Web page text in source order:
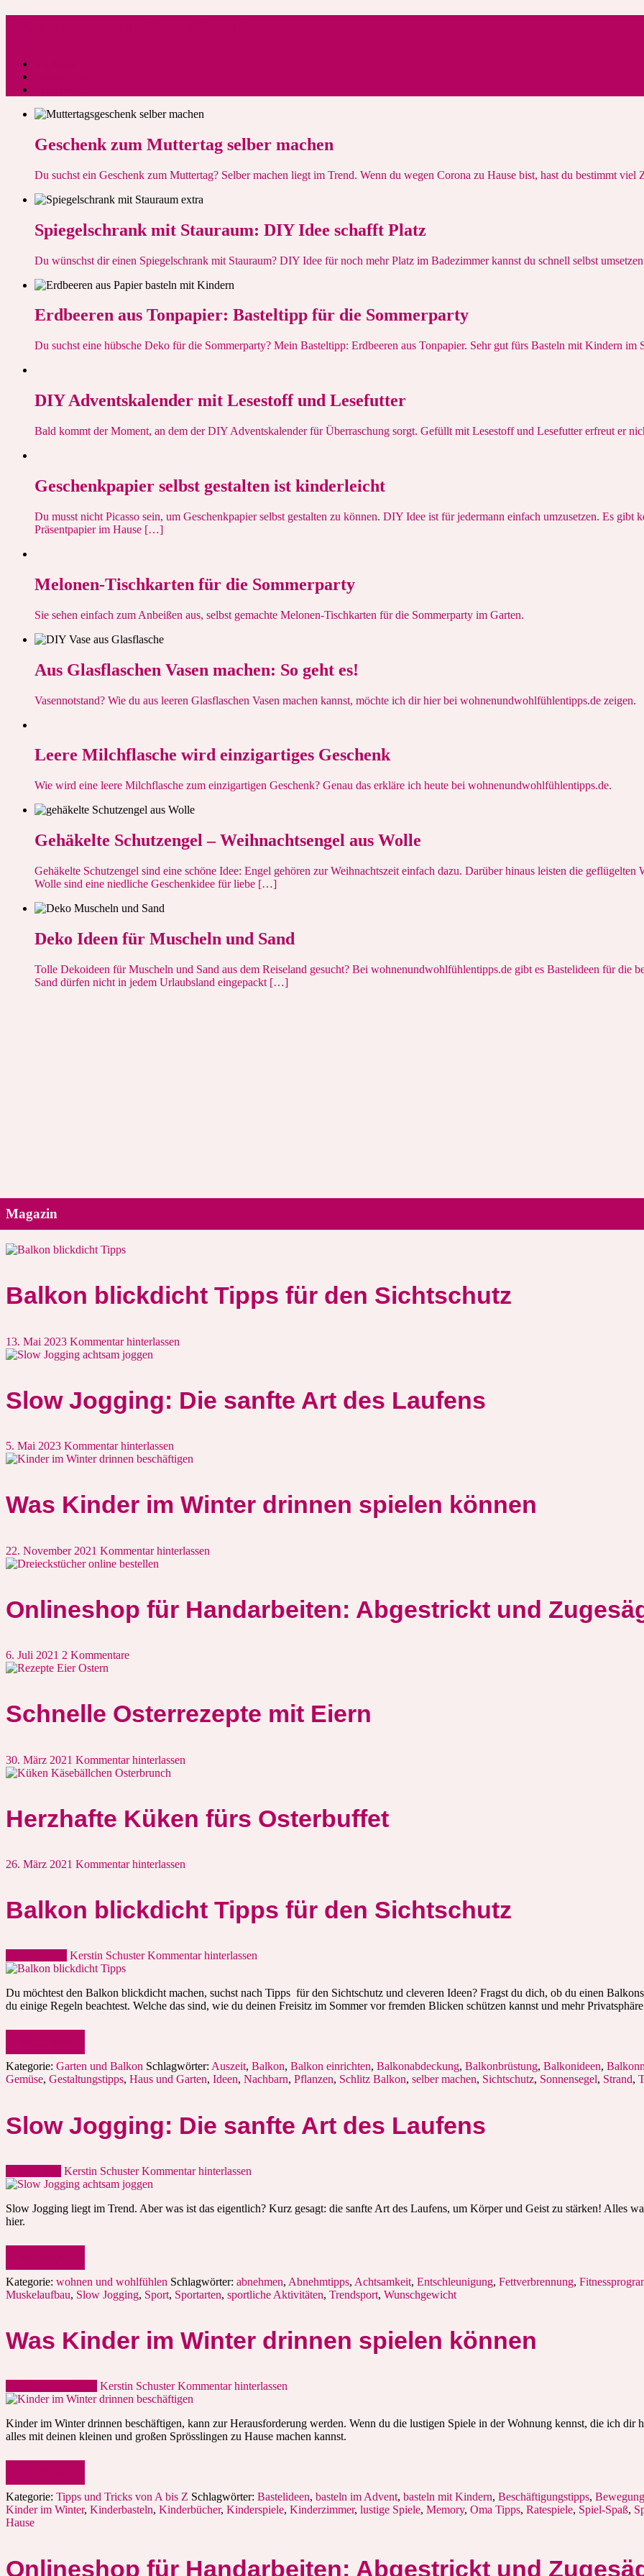
Ratgeber wohnen und wohlfühlen, DIY, basteln, upcycling ideen, preiswert kochen, Tipps zur Entspannung, Wohlbefinden.
Geschenk zum Muttertag selber machen
Du suchst ein Geschenk zum Muttertag? Selber machen liegt im Trend. Wenn du wegen Corona zu Hause bist, hast du bestimmt
Spiegelschrank mit Stauraum: DIY Idee schafft Platz
Du wünschst dir einen Spiegelschrank mit Stauraum? DIY Idee für noch mehr Platz im Badezimmer kannst du schnell selbst
Erdbeeren aus Tonpapier: Basteltipp für die Sommerparty
Du suchst eine hübsche Deko für die Sommerparty? Mein Basteltipp: Erdbeeren aus Tonpapier. Sehr gut fürs Basteln mit Kindern im
DIY Adventskalender mit Lesestoff und Lesefutter
Bald kommt der Moment, an dem der DIY Adventskalender für Überraschung sorgt. Gefüllt mit Lesestoff und Lesefutter erfreut er
Geschenkpapier selbst gestalten ist kinderleicht
Du musst nicht Picasso sein, um Geschenkpapier selbst gestalten zu können. DIY Idee ist für jedermann einfach umzusetzen. Es
Präsentpapier im Hause […]
Melonen-Tischkarten für die Sommerparty
Sie sehen einfach zum Anbeißen aus, selbst gemachte Melonen-Tischkarten für die Sommerparty im Garten.
Aus Glasflaschen Vasen machen: So geht es!
Vasennotstand? Wie du aus leeren Glasflaschen Vasen machen kannst, möchte ich dir hier bei wohnenundwohlfühlentipps.de zeigen.
Leere Milchflasche wird einzigartiges Geschenk
Wie wird eine leere Milchflasche zum einzigartigen Geschenk? Genau das erkläre ich heute bei wohnenundwohlfühlentipps.de.
Gehäkelte Schutzengel – Weihnachtsengel aus Wolle
Gehäkelte Schutzengel sind eine schöne Idee: Engel gehören zur Weihnachtszeit einfach dazu. Darüber hinaus leisten die geflügelten
Wolle sind eine niedliche Geschenkidee für liebe […]
Deko Ideen für Muscheln und Sand
Tolle Dekoideen für Muscheln und Sand aus dem Reiseland gesucht? Bei wohnenundwohlfühlentipps.de gibt es Bastelideen für die
Sand dürfen nicht in jedem Urlaubsland eingepackt […]
Magazin
Balkon blickdicht Tipps für den Sichtschutz
13. Mai 2023 Kommentar hinterlassen
Slow Jogging: Die sanfte Art des Laufens
5. Mai 2023 Kommentar hinterlassen
Was Kinder im Winter drinnen spielen können
22. November 2021 Kommentar hinterlassen
Onlineshop für Handarbeiten: Abgestrickt und
6. Juli 2021 2 Kommentare
Schnelle Osterrezepte mit Eiern
30. März 2021 Kommentar hinterlassen
Herzhafte Küken fürs Osterbuffet
26. März 2021 Kommentar hinterlassen
Balkon blickdicht Tipps für den Sichtschutz
Kerstin Schuster Kommentar hinterlassen
Du möchtest den Balkon blickdicht machen, suchst nach Tipps für den Sichtschutz und cleveren Ideen? Fragst du dich, ob du einen
du einige Regeln beachtest. Welche das sind, wie du deinen Freisitz im Sommer vor fremden Blicken schützen kannst und mehr
Kategorie: Garten und Balkon Schlagwörter: Auszeit, Balkon, Balkon einrichten, Balkonabdeckung, Balkonbrüstung, Balkonideen,
Gemüse, Gestaltungstipps, Haus und Garten, Ideen, Nachbarn, Pflanzen, Schlitz Balkon, selber machen, Sichtschutz, Sonnensegel, Strand,
Slow Jogging: Die sanfte Art des Laufens
Kerstin Schuster Kommentar hinterlassen
Slow Jogging liegt im Trend. Aber was ist das eigentlich? Kurz gesagt: die sanfte Art des Laufens, um Körper und Geist zu stärken! Alles
hier.
Kategorie: wohnen und wohlfühlen Schlagwörter: abnehmen, Abnehmtipps, Achtsamkeit, Entschleunigung, Fettverbrennung,
Muskelaufbau, Slow Jogging, Sport, Sportarten, sportliche Aktivitäten, Trendsport, Wunschgewicht
Was Kinder im Winter drinnen spielen können
Kerstin Schuster Kommentar hinterlassen
Kinder im Winter drinnen beschäftigen, kann zur Herausforderung werden. Wenn du die lustigen Spiele in der Wohnung kennst, die ich dir
alles mit deinen kleinen und großen Sprösslingen zu Hause machen kannst.
Kategorie: Tipps und Tricks von A bis Z Schlagwörter: Bastelideen, basteln im Advent, basteln mit Kindern, Beschäftigungstipps,
Kinder im Winter, Kinderbasteln, Kinderbücher, Kinderspiele, Kinderzimmer, lustige Spiele, Memory, Oma Tipps, Ratespiele, Spiel-Spaß,
Hause
Onlineshop für Handarbeiten: Abgestrickt und